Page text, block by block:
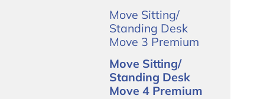
Move Sitting/
Standing Desk
Move 3 Premium
Move Sitting/
Standing Desk
Move 4 Premium